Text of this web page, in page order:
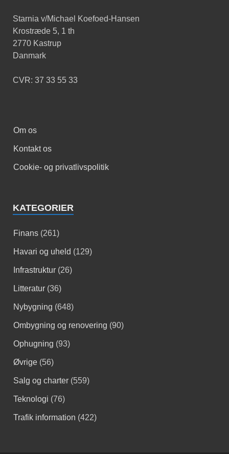
Starnia v/Michael Koefoed-Hansen
Krostræde 5, 1 th
2770 Kastrup
Danmark
CVR: 37 33 55 33
Om os
Kontakt os
Cookie- og privatlivspolitik
KATEGORIER
Finans (261)
Havari og uheld (129)
Infrastruktur (26)
Litteratur (36)
Nybygning (648)
Ombygning og renovering (90)
Ophugning (93)
Øvrige (56)
Salg og charter (559)
Teknologi (76)
Trafik information (422)